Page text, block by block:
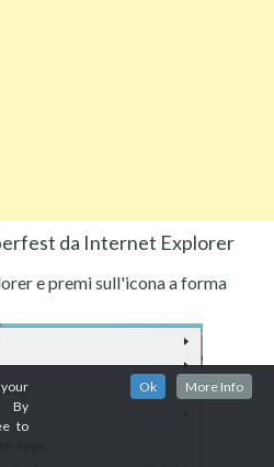
da Internet Explorer
e premi sull'icona a forma
By
to
Ok More Info